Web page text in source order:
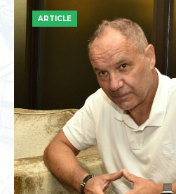
ARTICLE